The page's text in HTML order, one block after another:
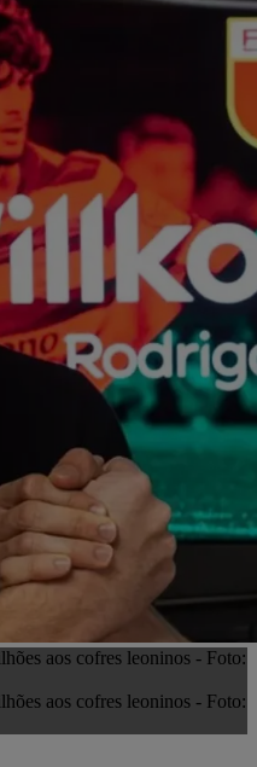
aos cofres leoninos - Foto:
aos cofres leoninos - Foto: